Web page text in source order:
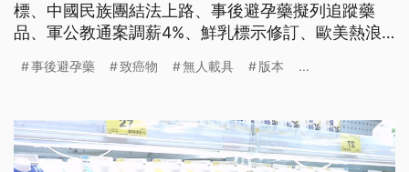
標、中國民族團結法上路、事後避孕藥擬列追蹤藥
品、軍公教通案調薪4%、鮮乳標示修訂、歐美熱浪
事後避孕藥 致癌物 無人載具 版本 ...